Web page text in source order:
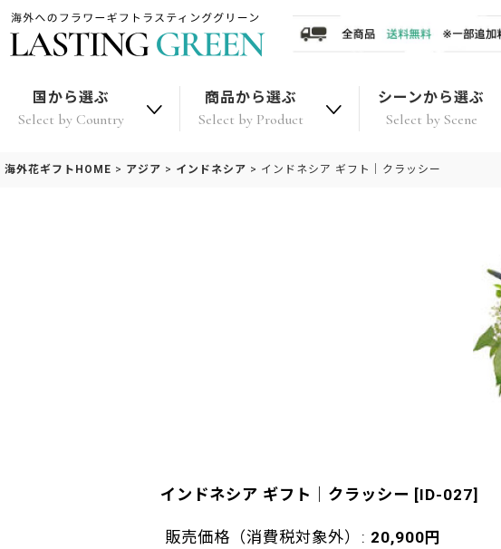
国から選ぶ
Select by Country
商品から選ぶ
Select by Product
シーンから選ぶ
Select by Scene
海外花ギフトHOME > アジア > インドネシア > インドネシア ギフト｜クラッシー
インドネシア ギフト｜クラッシー [ID-027]
販売価格（消費税対象外） : 20,900 円